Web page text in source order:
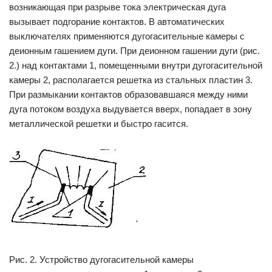
возникающая при разрыве тока электрическая дуга
вызывает подгорание контактов. В автоматических
выключателях применяются дугогасительные камеры с
деионным гашением дуги. При деионном гашении дуги (рис.
2.) над контактами 1, помещенными внутри дугогасительной
камеры 2, располагается решетка из стальных пластин 3.
При размыкании контактов образовавшаяся между ними
дуга потоком воздуха выдувается вверх, попадает в зону
металлической решетки и быстро гасится.
Рис. 2. Устройство дугогасительной камеры